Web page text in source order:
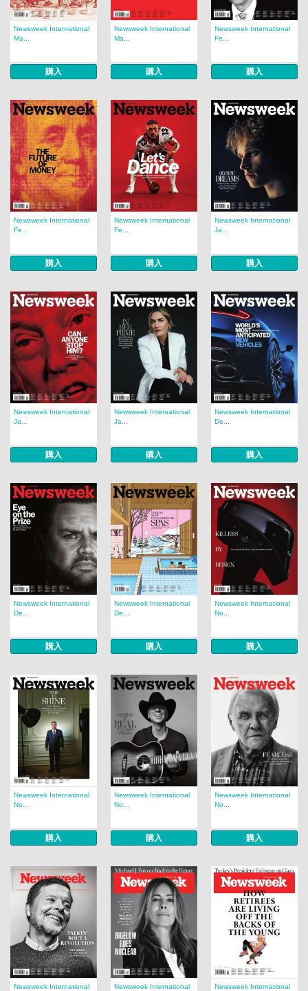
Newsweek International
Ma...
購入
Newsweek International
Ma...
購入
Newsweek International
Fe...
購入
Newsweek International
Fe...
購入
Newsweek International
Fe...
購入
Newsweek International
Ja...
購入
Newsweek International
Ja...
購入
Newsweek International
Ja...
購入
Newsweek International
De...
購入
Newsweek International
De...
購入
Newsweek International
De...
購入
Newsweek International
No...
購入
Newsweek International
No...
購入
Newsweek International
No...
購入
Newsweek International
No...
購入
Newsweek International
Newsweek International
Newsweek International